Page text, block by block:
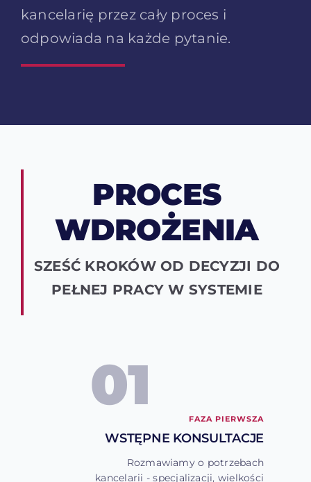
kancelarię przez cały proces i
odpowiada na każde pytanie.
PROCES
WDROŻENIA
SZEŚĆ KROKÓW OD DECYZJI DO
PEŁNEJ PRACY W SYSTEMIE
01
FAZA PIERWSZA
WSTĘPNE KONSULTACJE
Rozmawiamy o potrzebach
kancelarii - specjalizacji, wielkości